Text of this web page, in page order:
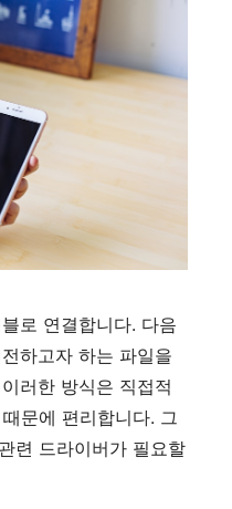
로 연결합니다. 다음
하고자 하는 파일을
러한 방식은 직접적
문에 편리합니다. 그
련 드라이버가 필요할